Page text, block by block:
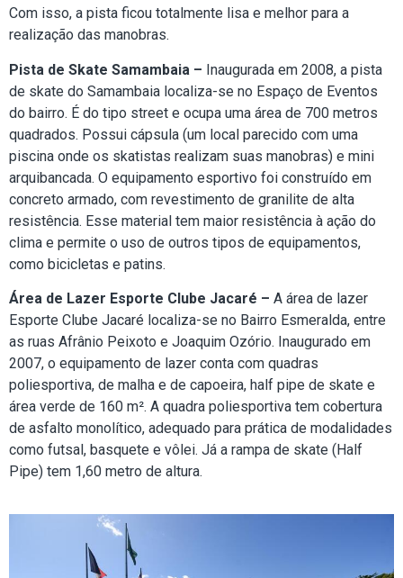
Com isso, a pista ficou totalmente lisa e melhor para a
realização das manobras.
Pista de Skate Samambaia – Inaugurada em 2008, a pista
de skate do Samambaia localiza-se no Espaço de Eventos
do bairro. É do tipo street e ocupa uma área de 700 metros
quadrados. Possui cápsula (um local parecido com uma
piscina onde os skatistas realizam suas manobras) e mini
arquibancada. O equipamento esportivo foi construído em
concreto armado, com revestimento de granilite de alta
resistência. Esse material tem maior resistência à ação do
clima e permite o uso de outros tipos de equipamentos,
como bicicletas e patins.
Área de Lazer Esporte Clube Jacaré – A área de lazer
Esporte Clube Jacaré localiza-se no Bairro Esmeralda, entre
as ruas Afrânio Peixoto e Joaquim Ozório. Inaugurado em
2007, o equipamento de lazer conta com quadras
poliesportiva, de malha e de capoeira, half pipe de skate e
área verde de 160 m². A quadra poliesportiva tem cobertura
de asfalto monolítico, adequado para prática de modalidades
como futsal, basquete e vôlei. Já a rampa de skate (Half
Pipe) tem 1,60 metro de altura.